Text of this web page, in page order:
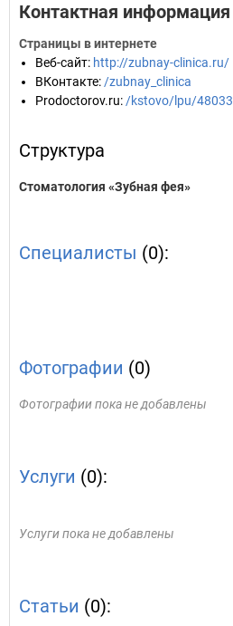
Контактная информация
Страницы в интернете
Веб-сайт: http://zubnay-clinica.ru/
ВКонтакте: /zubnay_clinica
Prodoctorov.ru: /kstovo/lpu/
Структура
Стоматология «Зубная фея»
Специалисты (0):
Фотографии (0)
Фотографии пока не добавлены
Услуги (0):
Услуги пока не добавлены
Статьи (0):